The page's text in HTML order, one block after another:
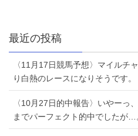
最近の投稿
〈11月17日競馬予想〉マイルチ
り白熱のレースになりそうです。
〈10月27日的中報告〉いやーっ
までパーフェクト的中でしたが…